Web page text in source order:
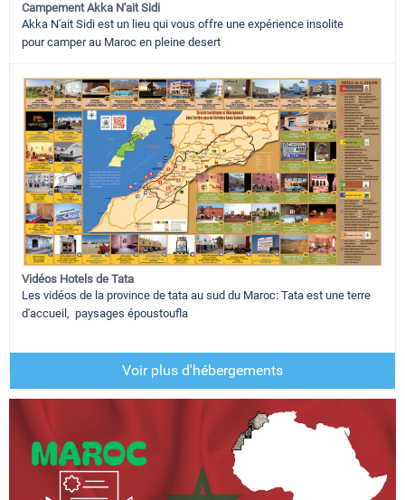
Campement Akka N'ait Sidi
Akka N'ait Sidi est un lieu qui vous offre une expérience insolite
pour camper au Maroc en pleine desert
Vidéos Hotels de Tata
Les vidéos de la province de tata au sud du Maroc: Tata est une terre
d'accueil, paysages époustoufla
Voir plus d'hébergements